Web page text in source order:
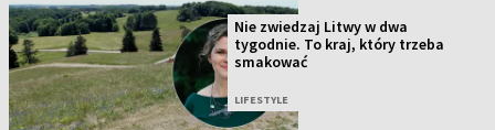
Nie zwiedzaj Litwy w dwa
tygodnie. To kraj, który trzeba
smakować
LIFESTYLE